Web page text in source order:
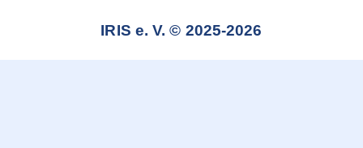
IRIS e. V. © 2025-2026